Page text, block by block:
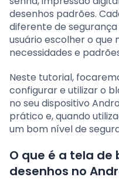
desenhos padrões.
diferente de
usuário escolher o que
necessidades e
Neste tutorial,
configurar e utilizar o
no seu dispositivo
prático e, quando
um bom nível de
O que é a tela de
desenhos no